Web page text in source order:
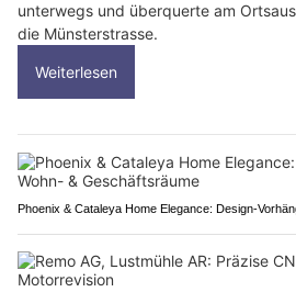
unterwegs und überquerte am
die Münsterstrasse.
Weiterlesen
Phoenix & Cataleya Home Elegance: Design-